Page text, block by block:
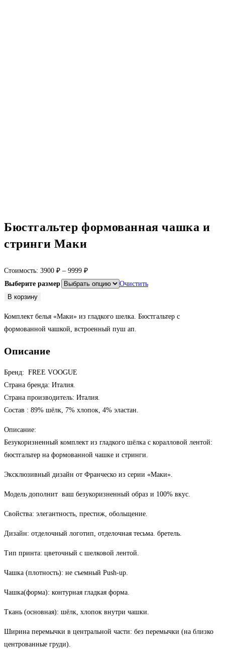
Бюстгальтер формованная чашка и
стринги Маки
Стоимость: 3900 ₽ – 9999 ₽
Выберите размер
Очистить
Количество
формованная
чашка
стринги
Маки
В корзину
Комплект белья «Маки» из гладкого шелка. Бюстгальтер с
формованной чашкой, встроенный пуш ап.
Описание
Бренд: FREE VOOGUE
Страна бренда: Италия.
Страна производитель: Италия.
Состав : 89% шёлк, 7% хлопок, 4% эластан.
Описание:
Безукоризненный комплект из гладкого шёлка с коралловой лентой:
бюстгальтер на формованной чашке и стринги.
Эксклюзивный дизайн от Франческо из серии «Маки».
Модель дополнит ваш безукоризненный образ и 100% вкус.
Свойства: элегантность, престиж, обольщение.
Дизайн: отделочный логотип, отделочная тесьма. бретель.
Тип принта: цветочный с шелковой лентой.
Чашка (плотность): не съемный Push-uр.
Чашка(форма): контурная гладкая форма.
Ткань (основная): шёлк, хлопок внутри чашки.
Ширина перемычки в центральной части: без перемычки (на близко
центрованные груди).